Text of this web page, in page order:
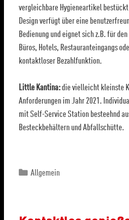
vergleichbare Hygieneartikel
Design verfügt über eine
Bedienung und eignet sich z.B. für
Büros, Hotels, Restauranteingangs
kontaktloser Bezahlfunktion.
Little Kantina:die vielleicht kleinste
Anforderungen im Jahr 2021.
mit Self-Service Station besteehnd
Besteckbehältern und Abfallschütte.
Allgemein